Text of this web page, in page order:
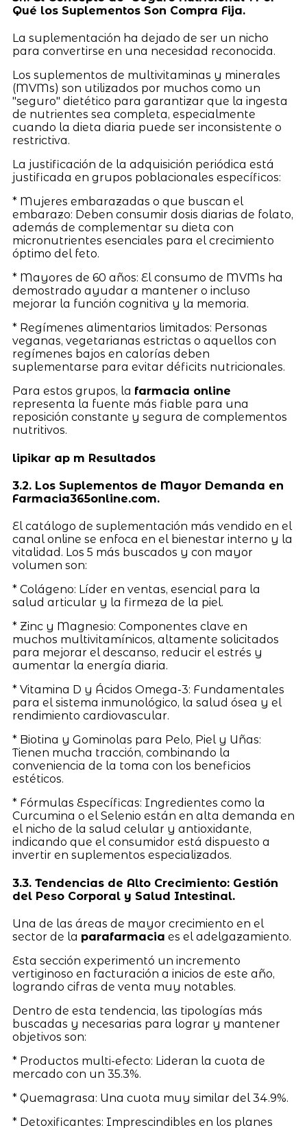
Qué los Suplementos Son Compra Fija.
La suplementación ha dejado de ser un nicho
para convertirse en una necesidad reconocida.
Los suplementos de multivitaminas y minerales
(MVMs) son utilizados por muchos como un
"seguro" dietético para garantizar que la ingesta
de nutrientes sea completa, especialmente
cuando la dieta diaria puede ser inconsistente o
restrictiva.
La justificación de la adquisición periódica está
justificada en grupos poblacionales específicos:
* Mujeres embarazadas o que buscan el
embarazo: Deben consumir dosis diarias de folato,
además de complementar su dieta con
micronutrientes esenciales para el crecimiento
óptimo del feto.
* Mayores de 60 años: El consumo de MVMs ha
demostrado ayudar a mantener o incluso
mejorar la función cognitiva y la memoria.
* Regímenes alimentarios limitados: Personas
veganas, vegetarianas estrictas o aquellos con
regímenes bajos en calorías deben
suplementarse para evitar déficits nutricionales.
Para estos grupos, la farmacia online
representa la fuente más fiable para una
reposición constante y segura de complementos
nutritivos.
lipikar ap m Resultados
3.2. Los Suplementos de Mayor Demanda en
Farmacia365online.com.
El catálogo de suplementación más vendido en el
canal online se enfoca en el bienestar interno y la
vitalidad. Los 5 más buscados y con mayor
volumen son:
* Colágeno: Líder en ventas, esencial para la
salud articular y la firmeza de la piel.
* Zinc y Magnesio: Componentes clave en
muchos multivitamínicos, altamente solicitados
para mejorar el descanso, reducir el estrés y
aumentar la energía diaria.
* Vitamina D y Ácidos Omega-3: Fundamentales
para el sistema inmunológico, la salud ósea y el
rendimiento cardiovascular.
* Biotina y Gominolas para Pelo, Piel y Uñas:
Tienen mucha tracción, combinando la
conveniencia de la toma con los beneficios
estéticos.
* Fórmulas Específicas: Ingredientes como la
Curcumina o el Selenio están en alta demanda en
el nicho de la salud celular y antioxidante,
indicando que el consumidor está dispuesto a
invertir en suplementos especializados.
3.3. Tendencias de Alto Crecimiento: Gestión
del Peso Corporal y Salud Intestinal.
Una de las áreas de mayor crecimiento en el
sector de la parafarmacia es el adelgazamiento.
Esta sección experimentó un incremento
vertiginoso en facturación a inicios de este año,
logrando cifras de venta muy notables.
Dentro de esta tendencia, las tipologías más
buscadas y necesarias para lograr y mantener
objetivos son:
* Productos multi-efecto: Lideran la cuota de
mercado con un 35.3%.
* Quemagrasa: Una cuota muy similar del 34.9%.
* Detoxificantes: Imprescindibles en los planes